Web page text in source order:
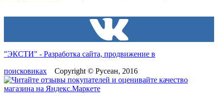
"ЭКСТИ" - Разработка сайта, продвижение в
поисковиках Copyright © Русеан, 2016